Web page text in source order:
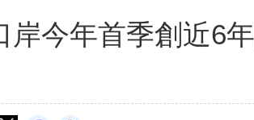
岸今年首季創近6